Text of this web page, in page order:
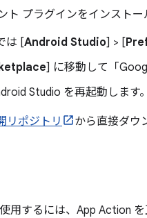
プラグインをインストー
は [Android Studio] > [
] に移動して「
Studio を再起動します。
リポジトリ から直接ダウ
用するには、App Action